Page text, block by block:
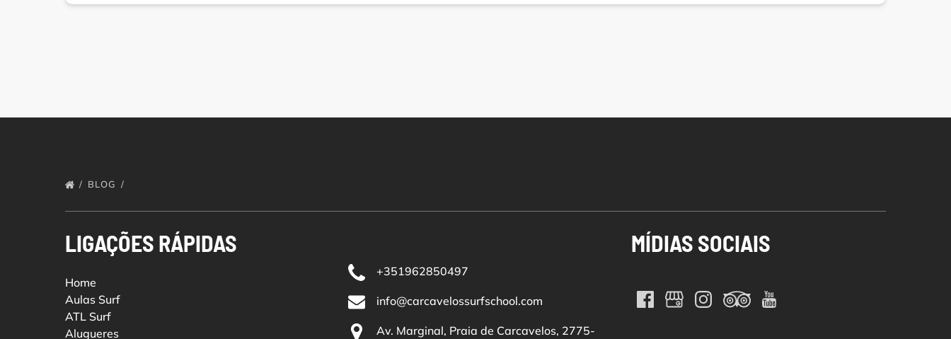
BLOG
LIGAÇÕES RÁPIDAS
Home
Aulas Surf
ATL Surf
Alugueres
+351962850497
info@carcavelossurfschool.com
Av. Marginal, Praia de Carcavelos, 2775-
MÍDIAS SOCIAIS